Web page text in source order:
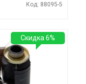
Код: 88095-5
Скидка 6%